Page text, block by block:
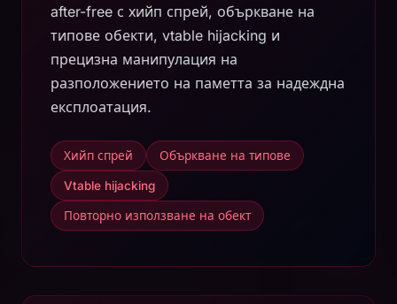
after-free с хийп спрей, объркване на
типове обекти, vtable hijacking и
прецизна манипулация на
разположението на паметта за надеждна
експлоатация.
Хийп спрей Объркване на типове
Vtable hijacking
Повторно използване на обект